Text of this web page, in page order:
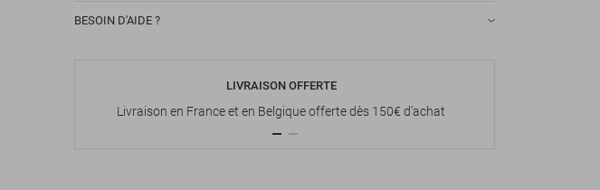
BESOIN D'AIDE ?
LIVRAISON OFFERTE
Livraison en France et en Belgique offerte dès 150€ d'achat